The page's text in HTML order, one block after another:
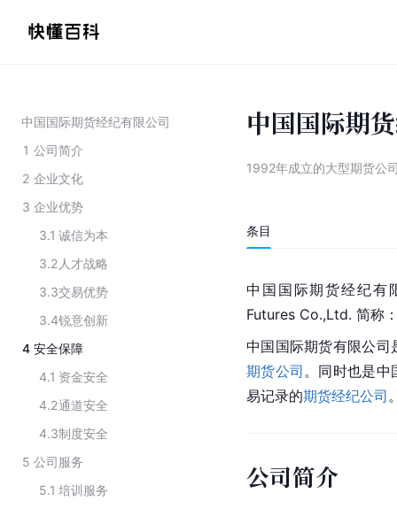
中国国际期货经纪有限公司
1 公司简介
2 企业文化
3 企业优势
3.1 诚信为本
3.2 人才战略
3.3交易优势
3.4锐意创新
4 安全保障
4.1 资金安全
4.2通道安全
4.3制度安全
5 公司服务
5.1 培训服务
中国国际期
1992年成立的大型期货公
条目
中国国际期货经纪有
Futures Co.,Ltd. 简称
中国国际期货有限公司
期货公司 。同时也是中
易记录的期货经纪公司
公司简介